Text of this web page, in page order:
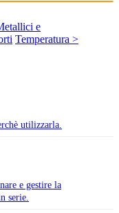
e
Temperatura >
utilizzarla.
e gestire la
serie.